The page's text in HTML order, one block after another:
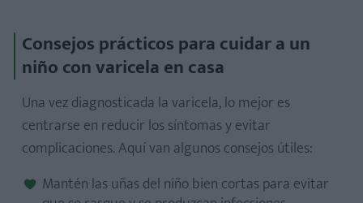
Consejos prácticos para cuidar a un
niño con varicela en casa
Una vez diagnosticada la varicela, lo mejor es
centrarse en reducir los síntomas y evitar
complicaciones. Aquí van algunos consejos útiles:
Mantén las uñas del niño bien cortas para evitar